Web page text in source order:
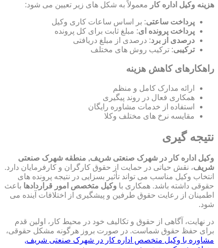
هزینه وکیل اداره کار معمولاً به شکل های زیر تعیین می شود:
پرداخت ساعتی: بر اساس ساعات کاری وکیل
پرداخت پرونده ای: مبلغ ثابت برای کل پرونده
درصدی از برد: درصدی از مبلغ دریافتی
ترکیبی: ترکیب روش های مختلف
راهکارهای کاهش هزینه
ارائه مدارک کامل و منظم
همکاری فعال در روند پیگیری
استفاده از خدمات مشاوره رایگان
مقایسه نرخ های مختلف وکلا
نتیجه گیری
وکیل اداره کار در شهرک صنعتی شریف, منطقه شهرک صنعتی
شریف، نقش حیاتی در حمایت از حقوق کارگران و کارفرمایان دارد.
انتخاب وکیل مناسب می تواند تأثیر بسزایی در نتیجه پرونده های
حقوقی داشته باشد. همکاری با وکیل متخصص امور قراردادها باعث
اطمینان از رعایت حقوق طرفین و پیشگیری از اختلافات آینده می
شود.
در نهایت، آگاهی از حقوق و تکالیف خود در محیط کار، اولین قدم
برای حفظ حقوق شماست. در صورت بروز هرگونه مشکل حقوقی،
مشاوره با وکیل متخصص اداره کار در شهرک صنعتی شریف,